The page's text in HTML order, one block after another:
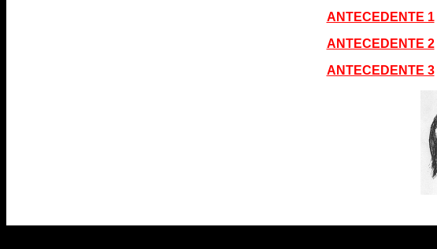
ANTECEDENTE 1
ANTECEDENTE 2
ANTECEDENTE 3